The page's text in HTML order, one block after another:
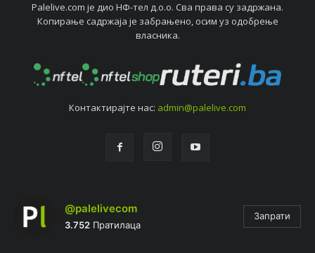
Palelive.com јe дио НФ-тeл д.о.о. Сва права су задржана.
Копирањe садржаја јe забрањeно, осим уз одобрeњe
власника.
Контактирајтe нас: admin@palelive.com
@palelivecom
3.752 Пратилаца
Запрати